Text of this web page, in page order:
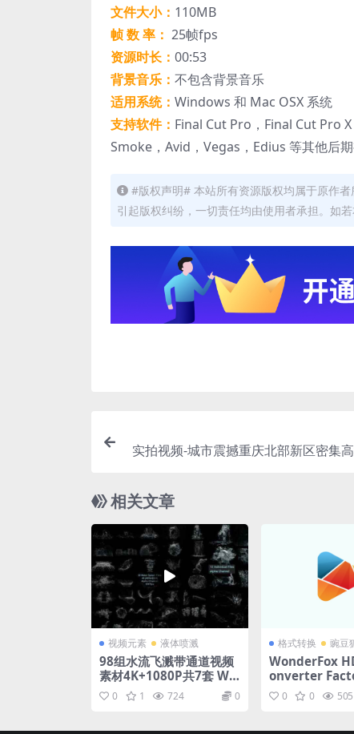
文件大小： 110MB
帧 数 率： 25帧fps
资源时长： 00:53
背景音乐： 不包含背景音乐
适用系统： Windows 和 Mac OSX 系统
支持软件： Final Cut Pro，Final Cut Pro
Smoke，Avid，Vegas，Edius 等其他后期
#版权声明# 本站所有资源版权均属于原作
引起版权纠纷，一切责任均由使用者承担。如
实拍视频-城市震撼重庆北部新区密集
相关文章
视频元素 液体喷溅
98组水流飞溅带通道视频
素材4K+1080P共7套 Wa
ter Splash Pack
0 1 724 0
格式转换 豌豆
WonderFox
onverter
(高清视频转换
中文便携版+注
0 0 505